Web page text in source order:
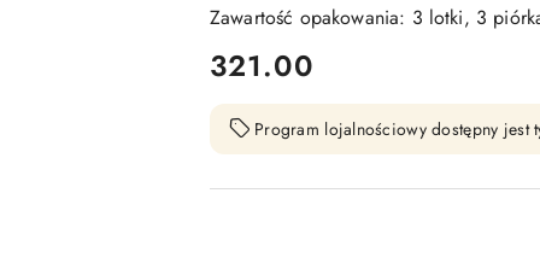
Zawartość opakowania: 3 lotki, 3
cena:
321.00
Program lojalnościowy dostępny jest